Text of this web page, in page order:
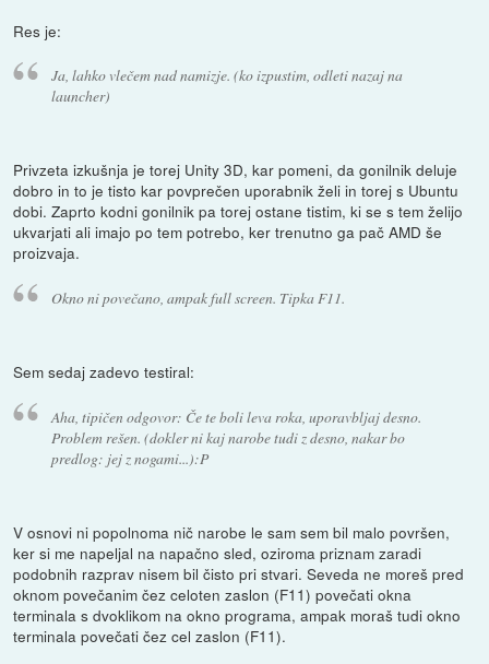
Res je:
Ja, lahko vlečem nad namizje. (ko izpustim, odleti nazaj na
launcher)
Privzeta izkušnja je torej Unity 3D, kar pomeni, da gonilnik deluje
dobro in to je tisto kar povprečen uporabnik želi in torej s Ubuntu
dobi. Zaprto kodni gonilnik pa torej ostane tistim, ki se s tem želijo
ukvarjati ali imajo po tem potrebo, ker trenutno ga pač AMD še
proizvaja.
Okno ni povečano, ampak full screen. Tipka F11.
Sem sedaj zadevo testiral:
Aha, tipičen odgovor: Če te boli leva roka, uporavbljaj desno.
Problem rešen. (dokler ni kaj narobe tudi z desno, nakar bo
predlog: jej z nogami...):P
V osnovi ni popolnoma nič narobe le sam sem bil malo površen,
ker si me napeljal na napačno sled, oziroma priznam zaradi
podobnih razprav nisem bil čisto pri stvari. Seveda ne moreš pred
oknom povečanim čez celoten zaslon (F11) povečati okna
terminala s dvoklikom na okno programa, ampak moraš tudi okno
terminala povečati čez cel zaslon (F11).